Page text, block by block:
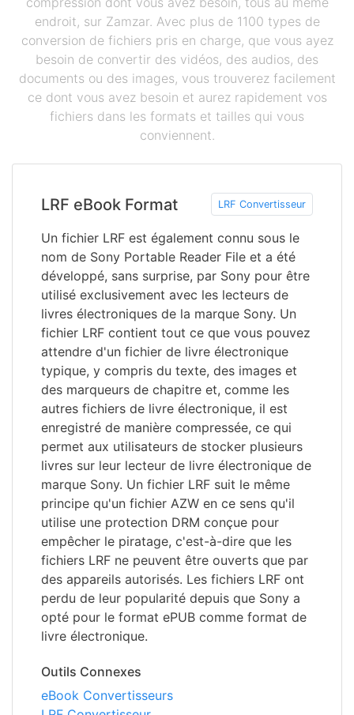
endroit, sur Zamzar. Avec plus de 1100 types de
conversion de fichiers pris en charge, que vous ayez
besoin de convertir des vidéos, des audios, des
documents ou des images, vous trouverez facilement
ce dont vous avez besoin et aurez rapidement vos
fichiers dans les formats et tailles qui vous
conviennent.
LRF eBook Format LRF Convertisseur
Un fichier LRF est également connu sous le
nom de Sony Portable Reader File et a été
développé, sans surprise, par Sony pour être
utilisé exclusivement avec les lecteurs de
livres électroniques de la marque Sony. Un
fichier LRF contient tout ce que vous pouvez
attendre d'un fichier de livre électronique
typique, y compris du texte, des images et
des marqueurs de chapitre et, comme les
autres fichiers de livre électronique, il est
enregistré de manière compressée, ce qui
permet aux utilisateurs de stocker plusieurs
livres sur leur lecteur de livre électronique de
marque Sony. Un fichier LRF suit le même
principe qu'un fichier AZW en ce sens qu'il
utilise une protection DRM conçue pour
empêcher le piratage, c'est-à-dire que les
fichiers LRF ne peuvent être ouverts que par
des appareils autorisés. Les fichiers LRF ont
perdu de leur popularité depuis que Sony a
opté pour le format ePUB comme format de
livre électronique.
Outils Connexes
eBook Convertisseurs